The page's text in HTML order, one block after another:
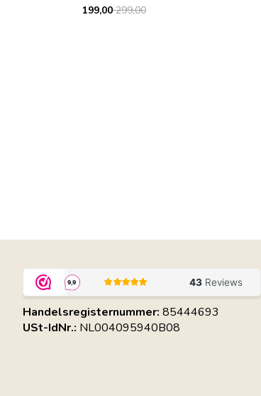
299,00
199,00
Handelsregisternummer: 85444693
USt-IdNr.: NL004095940B08